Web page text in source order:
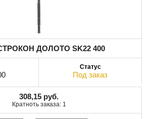
ДОЛОТО SK22 400
Под заказ
308,15 руб.
Кратноть заказа: 1